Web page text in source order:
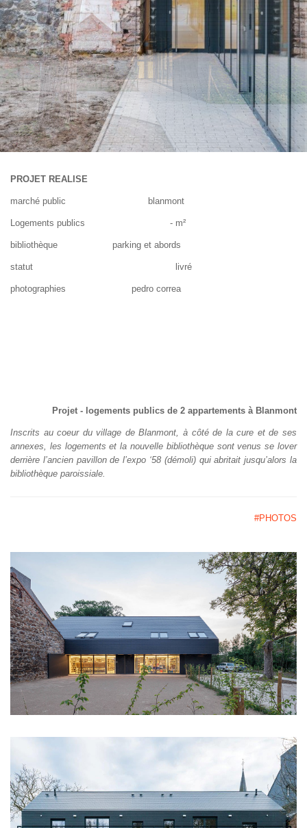
PROJET REALISE
marché public blanmont
Logements publics - m²
bibliothèque parking et abords
statut livré
photographies pedro correa
Projet - logements publics de 2 appartements à Blanmont
Inscrits au coeur du village de Blanmont, à côté de la cure et de ses
annexes, les logements et la nouvelle bibliothèque sont venus se lover
derrière l’ancien pavillon de l’expo ‘58 (démoli) qui abritait jusqu’alors la
bibliothèque paroissiale.
#PHOTOS